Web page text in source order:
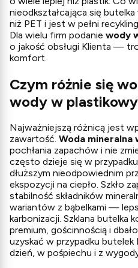
nieodkształcająca się
niż PET i jest w pełni
Dla wielu firm podanie wody
o jakość obsługi Klienta —
komfort.
Czym różnie się
wody w
Najważniejszą różnicą jest
zawartość. Woda mineralna
pochłania zapachów i nie
często dzieje się w
dłuższym nieodpowiednim
ekspozycji na ciepło. Szkło
stabilność składników
wariantów z bąbelkami —
karbonizacji. Szklana butelka
premium, gościnnością i
uzyskać w przypadku
dzień, w pośpiechu i z